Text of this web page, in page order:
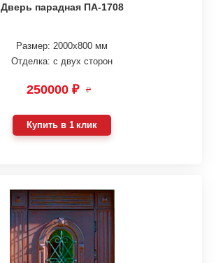
Дверь парадная ПА-1708
Размер: 2000х800 мм
Отделка: с двух сторон
250000 ₽ ₽
Купить в 1 клик